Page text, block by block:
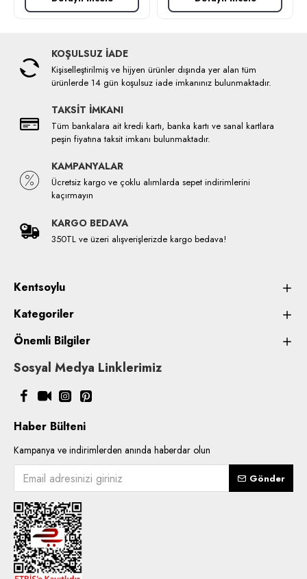
KOŞULSUZ İADE
Kişiselleştirilmiş ve hijyen ürünler dışında yer alan tüm
ürünlerde 14 gün koşulsuz iade imkanınız bulunmaktadır.
TAKSİT İMKANI
Tüm bankalara ait kredi kartı, banka kartı ve sanal kartlara
peşin fiyatına taksit imkanı bulunmaktadır.
KAMPANYALAR
Ücretsiz kargo ve çoklu alımlarda sepet indirimlerini
kaçırmayın
KARGO BEDAVA
350TL ve üzeri alışverişlerizde kargo bedava!
Kentsoylu
Kategoriler
Önemli Bilgiler
Sosyal Medya Linklerimiz
Haber Bülteni
Kampanya ve indirimlerden anında haberdar olun
Gönder